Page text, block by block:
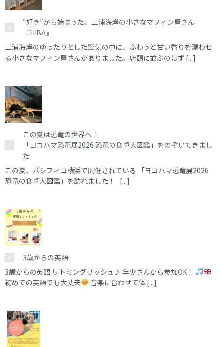
“好き”から始まった、三浦海岸の小さなマフィン屋さん
『HIBA』
三浦海岸のゆったりとした空気の中に、ふわっと甘い香りを漂わせ
る小さなマフィン屋さんがありました。店頭に並ぶのはず [...]
この夏は恐竜の世界へ！
「ヨコハマ恐竜展2026 恐竜の食卓大図鑑」をのぞいてきまし
た
この夏、パシフィコ横浜で開催されている 「ヨコハマ恐竜展2026
恐竜の食卓大図鑑」を訪れました！ [...]
3歳からの英語
3歳からの英語 リトミングリッシュ♪ 年少さんから参加OK！
初めての英語でも大丈夫
音楽に合わせて体 [...]